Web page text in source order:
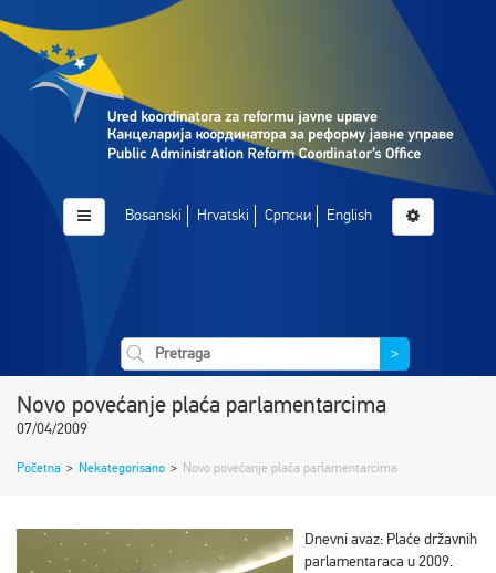
Bosanski Hrvatski Српски English
>
Novo povećanje plaća parlamentarcima
07/04/2009
Početna > Nekategorisano > Novo povećanje plaća parlamentarcima
Dnevni avaz: Plaće državnih
parlamentaraca u 2009.